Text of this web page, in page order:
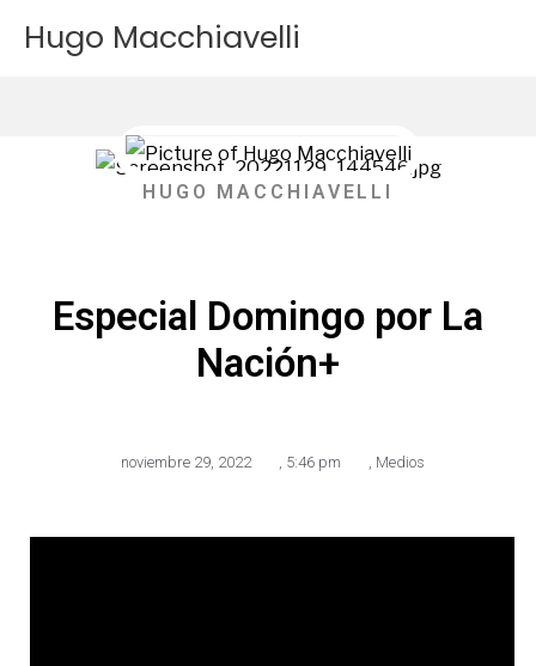
Hugo Macchiavelli
HUGO MACCHIAVELLI
Especial Domingo por La
Nación+
noviembre 29, 2022 , 5:46 pm , Medios